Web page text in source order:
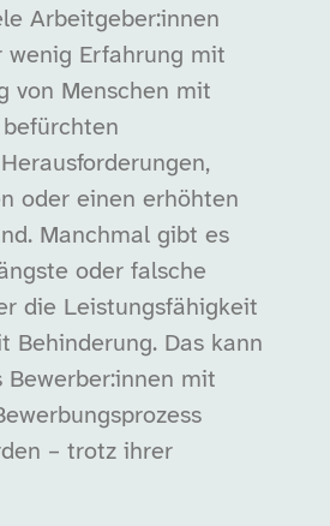
Arbeitgeber:innen
wenig Erfahrung mit
von Menschen mit
befürchten
oder einen erhöhten
Manchmal gibt es
oder falsche
die Leistungsfähigkeit
Behinderung. Das kann
Bewerber:innen mit
– trotz ihrer